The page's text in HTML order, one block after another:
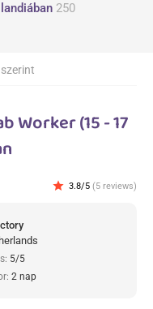
250
Worker (15 - 17
star 3.8/5 (5 reviews)
5/5
2 nap